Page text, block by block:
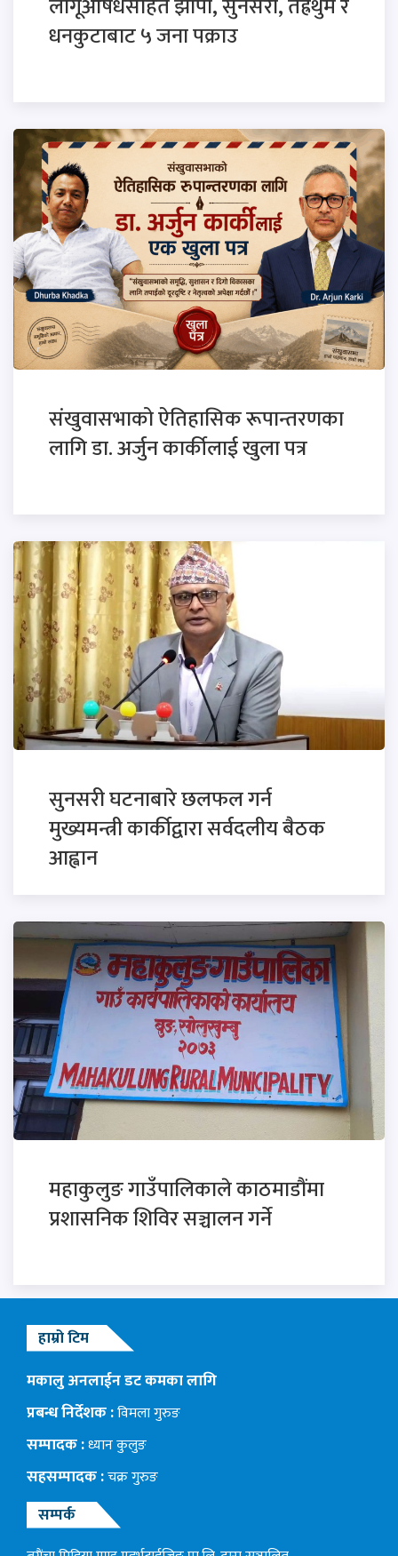
धनकुटाबाट ५ जना पक्राउ
संखुवासभाको ऐतिहासिक रूपान्तरणका
लागि डा. अर्जुन कार्कीलाई खुला पत्र
सुनसरी घटनाबारे छलफल गर्न
मुख्यमन्त्री कार्कीद्वारा सर्वदलीय बैठक
आह्वान
महाकुलुङ गाउँपालिकाले काठमाडौंमा
प्रशासनिक शिविर सञ्चालन गर्ने
हाम्रो टिम
मकालु अनलाईन डट कमका लागि
प्रबन्ध निर्देशक :विमला गुरुङ
सम्पादक :ध्यान कुलुङ
सहसम्पादक :चक्र गुरुङ
सम्पर्क